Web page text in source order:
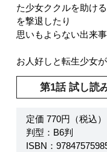
た少女ククルを助け
を撃退したり
思いもよらない出来
お人好しと転生少女
第1話 試し読
定価 770円（税
判型：B6判
ISBN：